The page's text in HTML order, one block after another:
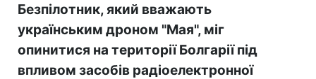
Безпілотник, який вважають
українським дроном "Мая", міг
опинитися на території Болгарії під
впливом засобів радіоелектронної